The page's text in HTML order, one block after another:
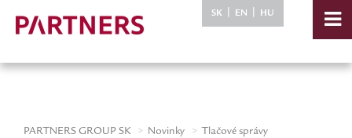
SK EN HU
PARTNERS GROUP SK Novinky
Tlačové správy